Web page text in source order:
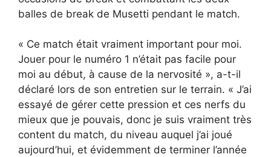
balles de break de Musetti pendant le match.
« Ce match était vraiment important pour moi.
Jouer pour le numéro 1 n’était pas facile pour
moi au début, à cause de la nervosité », a-t-il
déclaré lors de son entretien sur le terrain. « J’ai
essayé de gérer cette pression et ces nerfs du
mieux que je pouvais, donc je suis vraiment très
content du match, du niveau auquel j’ai joué
aujourd’hui, et évidemment de terminer l’année